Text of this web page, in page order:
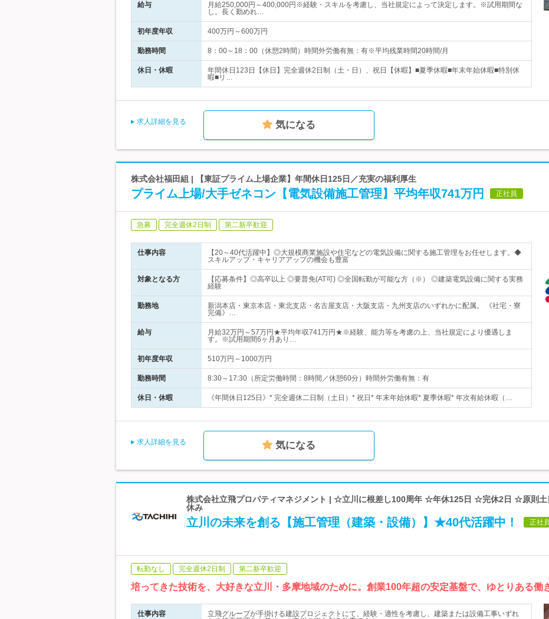
給与
月給250,000円～400,000円※経験・スキルを考慮し、当社規定によって決定します。※試用期間な
し。長く勤めれ…
初年度年収 400万円～600万円
勤務時間 8：00～18：00（休憩2時間）時間外労働有無：有※平均残業時間20時間/月
休日・休暇
年間休日123日【休日】完全週休2日制（土・日）、祝日【休暇】■夏季休暇■年末年始休暇■特別休
暇■リ…
求人詳細を見る 気になる
株式会社福田組 | 【東証プライム上場企業】年間休日125日／充実の福利厚生
プライム上場/大手ゼネコン【電気設備施工管理】平均年収741万円 正社員
急募 完全週休2日制 第二新卒歓迎
仕事内容
【20～40代活躍中】◎大規模商業施設や住宅などの電気設備に関する施工管理をお任せします。◆
スキルアップ・キャリアアップの機会も豊富
対象となる方
【応募条件】◎高卒以上 ◎要普免(AT可) ◎全国転勤が可能な方（※） ◎建築電気設備に関する実務
経験
勤務地
新潟本店・東京本店・東北支店・名古屋支店・大阪支店・九州支店のいずれかに配属。 《社宅・寮
完備》…
給与
月給32万円～57万円★平均年収741万円★※経験、能力等を考慮の上、当社規定により優遇しま
す。※試用期間6ヶ月あり…
初年度年収 510万円～1000万円
勤務時間 8:30～17:30（所定労働時間：8時間／休憩60分）時間外労働有無：有
休日・休暇 《年間休日125日》* 完全週休二日制（土日）* 祝日* 年末年始休暇* 夏季休暇* 年次有給休暇（…
求人詳細を見る 気になる
株式会社立飛プロパティマネジメント | ☆立川に根差し100周年 ☆年休125日 ☆完休2日 ☆原則土
休み
立川の未来を創る【施工管理（建築・設備）】★40代活躍中！ 正社
転勤なし 完全週休2日制 第二新卒歓迎
培ってきた技術を、大好きな立川・多摩地域のために。創業100年超の安定基盤で、ゆとりある
仕事内容
立飛グループが手掛ける建設プロジェクトにて、経験・適性を考慮し、建築または設備工事いずれ